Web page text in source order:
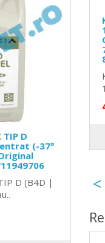
TIP D
(-37°
D (B4D |
logan benzina